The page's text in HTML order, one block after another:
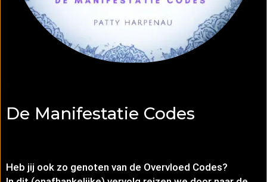
De Manifestatie Codes
Heb jij ook zo genoten van de Overvloed Codes?